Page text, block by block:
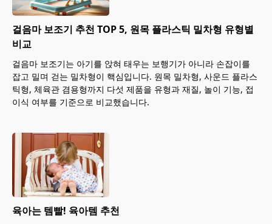
걸음마 보조기 추천 TOP 5, 원목 플라스틱 밀차형 유형별
비교
걸음마 보조기는 아기를 앉혀 태우는 보행기가 아니라 손잡이를
잡고 밀며 걷는 밀차형이 핵심입니다. 원목 밀차형, 사운드 플라스
틱형, 체육관 겸용형까지 다섯 제품을 유형과 재질, 놀이 기능, 접
이식 여부를 기준으로 비교했습니다.
육아는 템빨! 육아템 추천